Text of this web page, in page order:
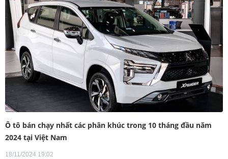
Ô tô bán chạy nhất các phân khúc trong 10 tháng đầu năm
2024 tại Việt Nam
18/11/2024 19:02